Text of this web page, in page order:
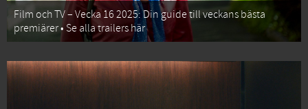
Film och TV – Vecka 16 2025: Din guide till veckans bästa
premiärer • Se alla trailers här